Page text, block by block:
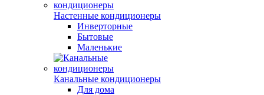
Настенные кондиционеры
Инверторные
Бытовые
Маленькие
Канальные кондиционеры
Для дома